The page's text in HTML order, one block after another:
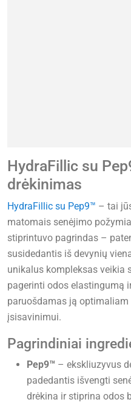
HydraFillic su
drėkinimas
HydraFillic su Pep9™ – tai
matomais senėjimo
stiprintuvo pagrindas –
susidedantis iš devynių
unikalus kompleksas veikia
pagerinti odos elastingumą
paruošdamas ją
įsisavinimui.
Pagrindiniai
Pep9™ – ekskliuzyvus
padedantis išvengti
drėkina ir stiprina odos